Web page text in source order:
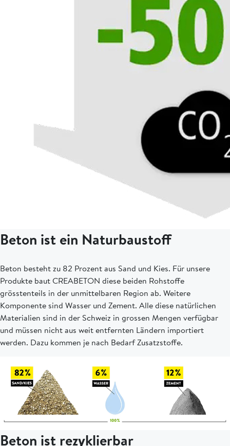
Beton ist ein Naturbaustoff
Beton besteht zu 82 Prozent aus Sand und Kies. Für unsere
Produkte baut CREABETON diese beiden Rohstoffe
grösstenteils in der unmittelbaren Region ab. Weitere
Komponente sind Wasser und Zement. Alle diese natürlichen
Materialien sind in der Schweiz in grossen Mengen verfügbar
und müssen nicht aus weit entfernten Ländern importiert
werden. Dazu kommen je nach Bedarf Zusatzstoffe.
Beton ist rezyklierbar